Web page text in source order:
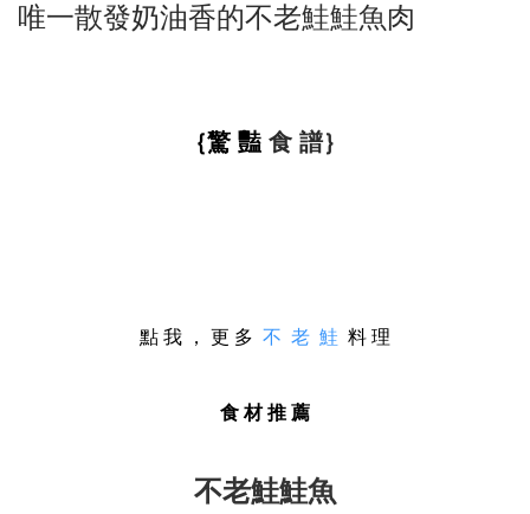
唯一散發奶油香的不老鮭鮭魚肉
｛驚 豔 食 譜｝
點 我 ， 更 多 不 老 鮭 料 理
食 材 推 薦
不老鮭鮭魚